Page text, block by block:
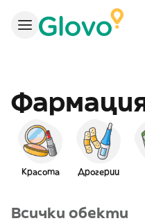
Красота Дрогерии
Всички обекти